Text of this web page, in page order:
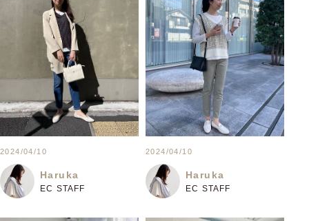
2024/04/10
Haruka
EC STAFF
2024/04/10
Haruka
EC STAFF